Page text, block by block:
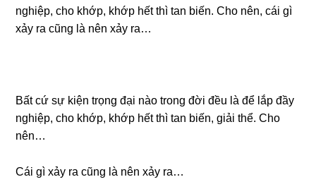
nghiệp, cho khớp, khớp hết thì tan biến. Cho nên, cái gì
xảy ra cũng là nên xảy ra…
Bất cứ sự kiện trọng đại nào trong đời đều là để lắp đầy
nghiệp, cho khớp, khớp hết thì tan biến, giải thể. Cho
nên…
Cái gì xảy ra cũng là nên xảy ra…